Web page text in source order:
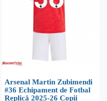
Arsenal Martin Zubimendi
#36 Echipament de Fotbal
Replică 2025-26 Copii